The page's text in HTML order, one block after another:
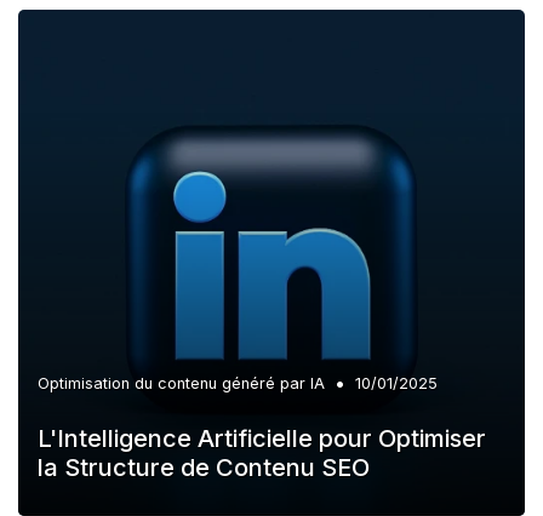
Optimisation du contenu généré par IA • 10/01/2025
L'Intelligence Artificielle pour Optimiser
la Structure de Contenu SEO